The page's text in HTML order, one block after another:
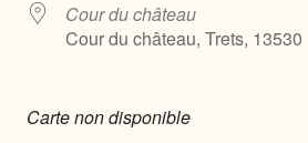
Cour du château
Cour du château, Trets, 13530
Carte non disponible